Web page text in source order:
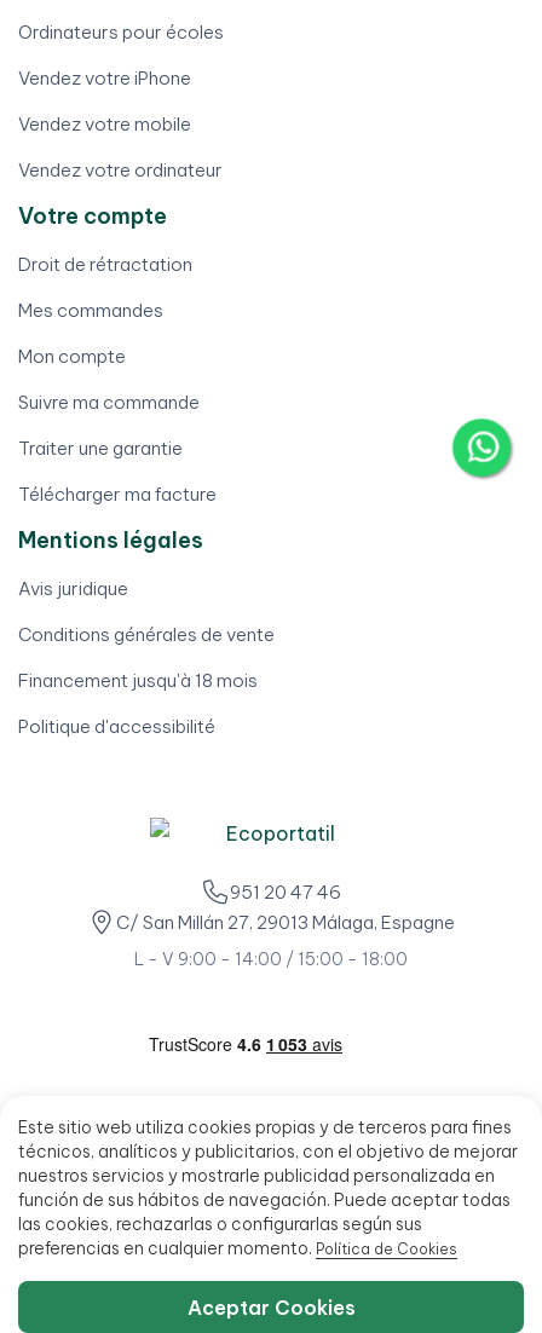
Este sitio web utiliza cookies propias y de terceros para fines
técnicos, analíticos y publicitarios, con el objetivo de mejorar
nuestros servicios y mostrarle publicidad personalizada en
función de sus hábitos de navegación. Puede aceptar todas
las cookies, rechazarlas o configurarlas según sus
preferencias en cualquier momento. Política de Cookies
Aceptar Cookies
Ordinateurs pour écoles
Vendez votre iPhone
Vendez votre mobile
Vendez votre ordinateur
Votre compte
Droit de rétractation
Mes commandes
Mon compte
Suivre ma commande
Traiter une garantie
Télécharger ma facture
Mentions légales
Avis juridique
Conditions générales de vente
Financement jusqu'à 18 mois
Politique d'accessibilité
951 20 47 46
C/ San Millán 27, 29013 Málaga, Espagne
L - V 9:00 - 14:00 / 15:00 - 18:00